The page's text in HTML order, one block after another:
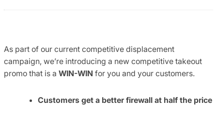
As part of our current competitive displacement
campaign, we’re introducing a new competitive takeout
promo that is a WIN-WIN for you and your customers.
Customers get a better firewall at half the price